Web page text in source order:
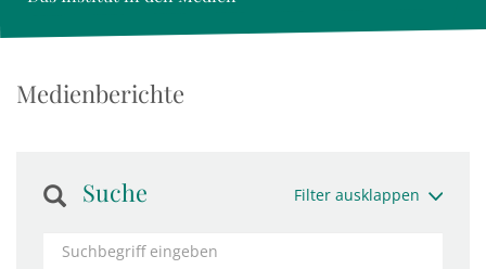
Medienberichte
Suche Filter ausklappen